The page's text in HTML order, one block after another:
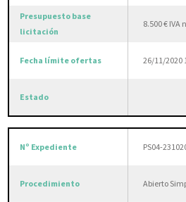
8.500 € IVA
26/11/2020
PS04-
Abierto